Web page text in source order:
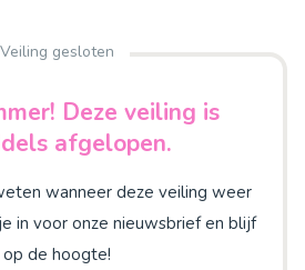
Veiling gesloten
Deze veiling is
afgelopen.
wanneer deze veiling weer
in voor onze nieuwsbrief en blijf
op de hoogte!